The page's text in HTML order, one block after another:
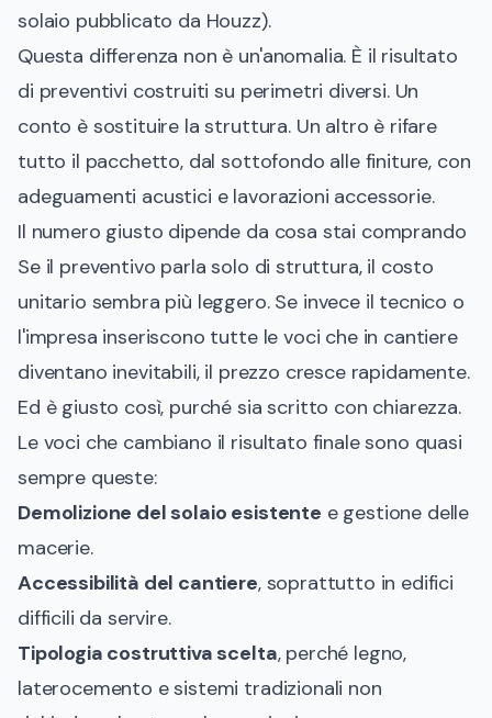
solaio pubblicato da Houzz).
Questa differenza non è un'anomalia. È il risultato
di preventivi costruiti su perimetri diversi. Un
conto è sostituire la struttura. Un altro è rifare
tutto il pacchetto, dal sottofondo alle finiture, con
adeguamenti acustici e lavorazioni accessorie.
Il numero giusto dipende da cosa stai comprando
Se il preventivo parla solo di struttura, il costo
unitario sembra più leggero. Se invece il tecnico o
l'impresa inseriscono tutte le voci che in cantiere
diventano inevitabili, il prezzo cresce rapidamente.
Ed è giusto così, purché sia scritto con chiarezza.
Le voci che cambiano il risultato finale sono quasi
sempre queste:
Demolizione del solaio esistente e gestione delle
macerie.
Accessibilità del cantiere, soprattutto in edifici
difficili da servire.
Tipologia costruttiva scelta, perché legno,
laterocemento e sistemi tradizionali non